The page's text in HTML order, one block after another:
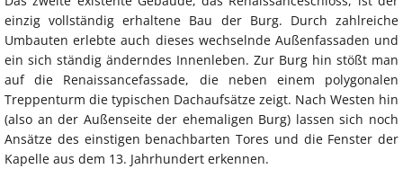
einzig vollständig erhaltene Bau der Burg. Durch zahlreiche
Umbauten erlebte auch dieses wechselnde Außenfassaden und
ein sich ständig änderndes Innenleben. Zur Burg hin stößt man
auf die Renaissancefassade, die neben einem polygonalen
Treppenturm die typischen Dachaufsätze zeigt. Nach Westen hin
(also an der Außenseite der ehemaligen Burg) lassen sich noch
Ansätze des einstigen benachbarten Tores und die Fenster der
Kapelle aus dem 13. Jahrhundert erkennen.